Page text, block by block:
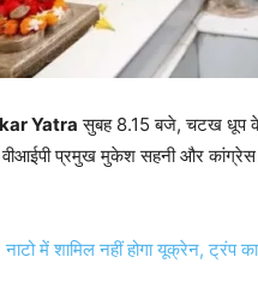
Yatra सुबह 8.15 बजे, चटख धूप
वीआईपी प्रमुख मुकेश सहनी और
में शामिल नहीं होगा यूक्रेन, ट्रंप